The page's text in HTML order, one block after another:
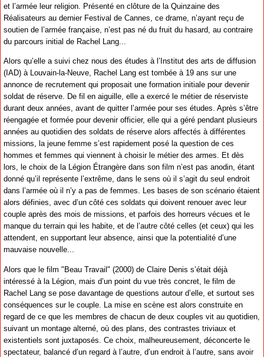
et l’armée leur religion. Présenté en clôture de la Quinzaine des
Réalisateurs au dernier Festival de Cannes, ce drame, n’ayant reçu de
soutien de l’armée française, n’est pas né du fruit du hasard, au contraire
du parcours initial de Rachel Lang...
Alors qu’elle a suivi chez nous des études à l’Institut des arts de diffusion
(IAD) à Louvain-la-Neuve, Rachel Lang est tombée à 19 ans sur une
annonce de recrutement qui proposait une formation initiale pour devenir
soldat de réserve. De fil en aiguille, elle a exercé le métier de réserviste
durant deux années, avant de quitter l’armée pour ses études. Après s’être
réengagée et formée pour devenir officier, elle qui a géré pendant plusieurs
années au quotidien des soldats de réserve alors affectés à différentes
missions, la jeune femme s’est rapidement posé la question de ces
hommes et femmes qui viennent à choisir le métier des armes. Et dès
lors, le choix de la Légion Étrangère dans son film n’est pas anodin, étant
donné qu’il représente l’extrême, dans le sens où il s’agit du seul endroit
dans l’armée où il n’y a pas de femmes. Les bases de son scénario étaient
alors définies, avec d’un côté ces soldats qui doivent renouer avec leur
couple après des mois de missions, et parfois des horreurs vécues et le
manque du terrain qui les habite, et de l’autre côté celles (et ceux) qui les
attendent, en supportant leur absence, ainsi que la potentialité d’une
mauvaise nouvelle...
Alors que le film "Beau Travail" (2000) de Claire Denis s’était déjà
intéressé à la Légion, mais d’un point du vue très concret, le film de
Rachel Lang se pose davantage de questions autour d’elle, et surtout ses
conséquences sur le couple. La mise en scène est alors construite en
regard de ce que les membres de chacun de deux couples vit au quotidien,
suivant un montage alterné, où des plans, des contrastes triviaux et
existentiels sont juxtaposés. Ce choix, malheureusement, déconcerte le
spectateur, balancé d’un regard à l’autre, d’un endroit à l’autre, sans avoir